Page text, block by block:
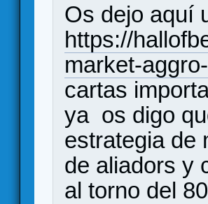
Os dejo aquí
https://
market-
cartas
ya os digo
estrategia de
de aliadors y
al torno del